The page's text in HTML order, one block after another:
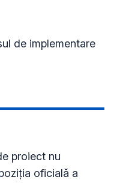
de implementare
proiect nu
oficială a